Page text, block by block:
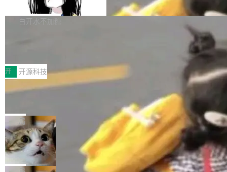
维基百科的替代方案。Lawfare 调查发现，无论
热门页面还是低关注度页面，均未出现近期更
erceptor…五六步之后才能看到第一行翻译文
本。 Solon 换了个方式。整个 i18n 模块围绕三
支持 UPDATE、MERGE INTO 与 Iceb
erg V3
Apache Doris 4.1 要补齐的，正是缺失的那一
半。在已有查询能力的基础上，Doris 进一步支
常维护操作，并完整支持 Iceberg V3 格式。
白开水不加糖
村国家自主创新示范区会议中心开幕。本届大会
由中关村智联软件服务业质量创新联盟主办，以
“智构可信·质创未来——AI原生时代的质量新范
式”为主题，直面AI从实验室走向规模化产业落地
的核心质量命题。会上，《2026智能研发生产力
工具选型手册》发布，Testin云测的Testin XAge
nt智能测试系统入选AI测试领域代表产品。对CI
O而言，这提示了一个转变：AI测试正在从效率
工具升级为企业的质量基础设施。 CIO面对的新
开 开源科技
让非法状态不可表示：一篇关于 ADT
有一种东西，一旦用过就回不去了。Alex Fedos
eev 管它叫"软件设计的基石"。 他说的东西不新
鲜——代数数据类型（ADT），尤其是和类型
（sum type）。但他说清楚了一件事：这不是类
型系统的学术体操，是日常编码的思维方式。 文
章从一个简单的例子切入。一个网站的深色主题
局
Cloudflare 开源内部企业 AI 平台 Clou
dflare OS
Cloudflare 发布了一个开源项目 Cloudflare O
S。如果你只看官方博客，你会觉得这是又一